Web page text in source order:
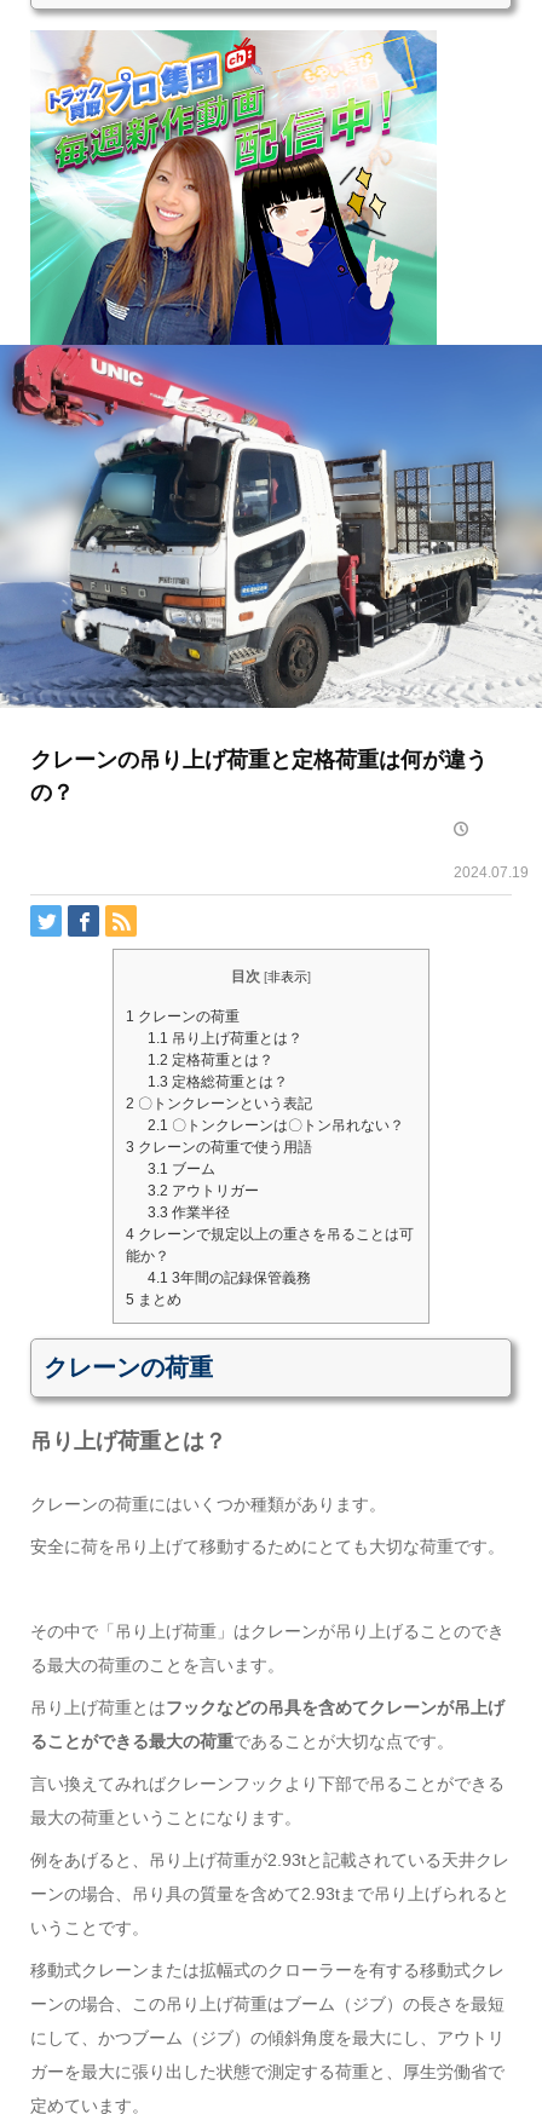
クレーンの吊り上げ荷重と定格荷重は何が違う
の？
2024.07.19
目次 [非表示]
1 クレーンの荷重
1.1 吊り上げ荷重とは？
1.2 定格荷重とは？
1.3 定格総荷重とは？
2 〇トンクレーンという表記
2.1 〇トンクレーンは〇トン吊れない？
3 クレーンの荷重で使う用語
3.1 ブーム
3.2 アウトリガー
3.3 作業半径
4 クレーンで規定以上の重さを吊ることは可
能か？
4.1 3年間の記録保管義務
5 まとめ
クレーンの荷重
吊り上げ荷重とは？
クレーンの荷重にはいくつか種類があります。
安全に荷を吊り上げて移動するためにとても大切な荷重です。
その中で「吊り上げ荷重」はクレーンが吊り上げることのでき
る最大の荷重のことを言います。
吊り上げ荷重とはフックなどの吊具を含めてクレーンが吊上げ
ることができる最大の荷重であることが大切な点です。
言い換えてみればクレーンフックより下部で吊ることができる
最大の荷重ということになります。
例をあげると、吊り上げ荷重が2.93tと記載されている天井クレ
ーンの場合、吊り具の質量を含めて2.93tまで吊り上げられると
いうことです。
移動式クレーンまたは拡幅式のクローラーを有する移動式クレ
ーンの場合、この吊り上げ荷重はブーム（ジブ）の長さを最短
にして、かつブーム（ジブ）の傾斜角度を最大にし、アウトリ
ガーを最大に張り出した状態で測定する荷重と、厚生労働省で
定めています。